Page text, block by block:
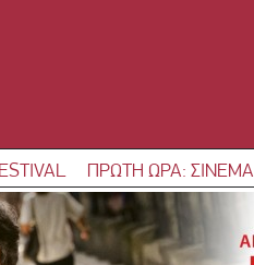
ΠΡΩΤΗ ΩΡΑ: ΣΙΝΕΜΑ